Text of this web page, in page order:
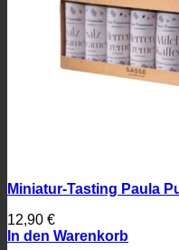
Miniatur-Tasting Paula
12,90 €
In den Warenkorb